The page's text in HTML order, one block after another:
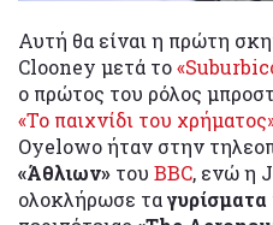
Αυτή θα είναι η πρώτη
Clooney μετά το
ο πρώτος του ρόλος
«Το παιχνίδι του
Oyelowo ήταν στην
«Άθλιων» του BBC, ενώ η
ολοκλήρωσε ταγυρίσματα